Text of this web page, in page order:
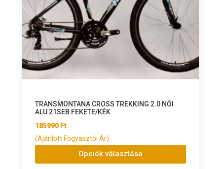
TRANSMONTANA CROSS TREKKING 2.0 NŐI
ALU 21SEB FEKETE/KÉK
185990 Ft
(Ajánlott Fogyasztói Ár)
Opciók választása